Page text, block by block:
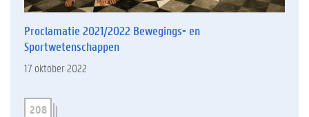
Proclamatie 2021/2022 Bewegings- en
Sportwetenschappen
17 oktober 2022
208